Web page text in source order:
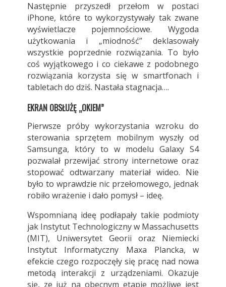
Następnie przyszedł przełom w postaci
iPhone, które to wykorzystywały tak zwane
wyświetlacze pojemnościowe. Wygoda
użytkowania i „miodność” deklasowały
wszystkie poprzednie rozwiązania. To było
coś wyjątkowego i co ciekawe z podobnego
rozwiązania korzysta się w smartfonach i
tabletach do dziś. Nastała stagnacja….
EKRAN OBSŁUŻĘ „OKIEM”
Pierwsze próby wykorzystania wzroku do
sterowania sprzętem mobilnym wyszły od
Samsunga, który to w modelu Galaxy S4
pozwalał przewijać strony internetowe oraz
stopować odtwarzany materiał wideo. Nie
było to wprawdzie nic przełomowego, jednak
robiło wrażenie i dało pomysł – ideę.
Wspomnianą ideę podłapały takie podmioty
jak Instytut Technologiczny w Massachusetts
(MIT), Uniwersytet Georii oraz Niemiecki
Instytut Informatyczny Maxa Plancka, w
efekcie czego rozpoczęły się pracę nad nowa
metodą interakcji z urządzeniami. Okazuje
się, ze już na obecnym etapie możliwe jest